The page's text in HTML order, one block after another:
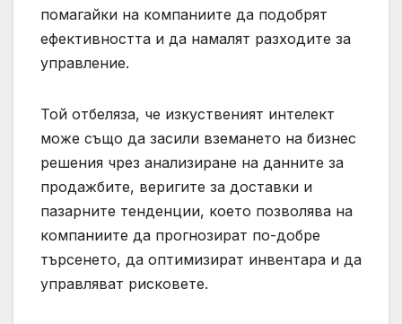
помагайки на компаниите да подобрят
ефективността и да намалят разходите за
управление.
Той отбеляза, че изкуственият интелект
може също да засили вземането на бизнес
решения чрез анализиране на данните за
продажбите, веригите за доставки и
пазарните тенденции, което позволява на
компаниите да прогнозират по-добре
търсенето, да оптимизират инвентара и да
управляват рисковете.